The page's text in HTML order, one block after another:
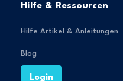
Hilfe & Ressourcen
Hilfe Artikel & Anleitungen
Blog
Login